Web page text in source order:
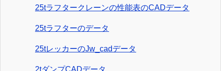
25tラフタークレーンの性能表のCADデータ
25tラフターのデータ
25tレッカーのJw_cadデータ